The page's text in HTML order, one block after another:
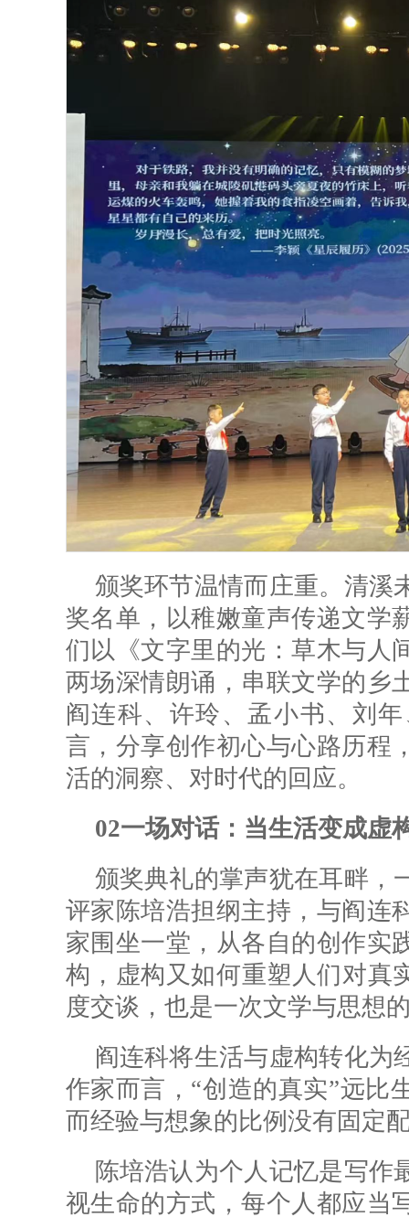
颁奖环节温情而庄重。清溪
奖名单，以稚嫩童声传递文学
们以《文字里的光：草木与人
两场深情朗诵，串联文学的乡
阎连科、许玲、孟小书、刘
言，分享创作初心与心路历程
活的洞察、对时代的回应。
02一场对话：当生活变成虚
颁奖典礼的掌声犹在耳畔，
评家陈培浩担纲主持，与阎连
家围坐一堂，从各自的创作实
构，虚构又如何重塑人们对真
度交谈，也是一次文学与思想
阎连科将生活与虚构转化为
作家而言，“创造的真实”远比
而经验与想象的比例没有固定
陈培浩认为个人记忆是写作
视生命的方式，每个人都应当